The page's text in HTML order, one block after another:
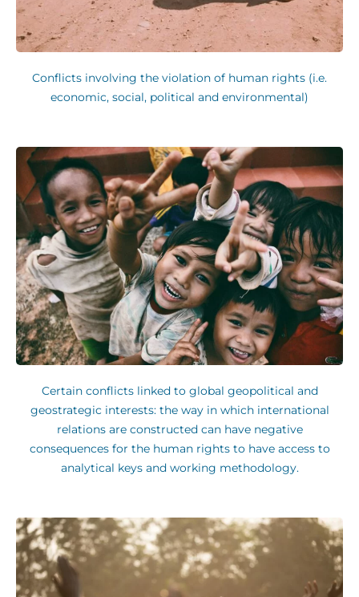
Conflicts involving the violation of human rights (i.e.
economic, social, political and environmental)
Certain conflicts linked to global geopolitical and
geostrategic interests: the way in which international
relations are constructed can have negative
consequences for the human rights to have access to
analytical keys and working methodology.